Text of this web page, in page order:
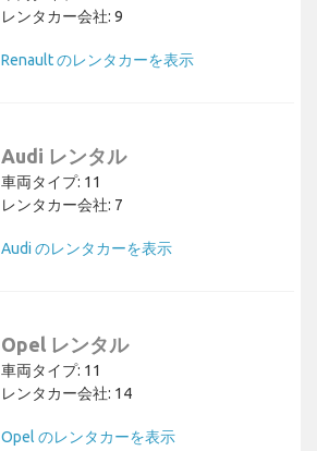
レンタカー会社: 9
Renault のレンタカーを表示
Audi レンタル
車両タイプ: 11
レンタカー会社: 7
Audi のレンタカーを表示
Opel レンタル
車両タイプ: 11
レンタカー会社: 14
Opel のレンタカーを表示